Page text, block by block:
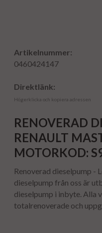
Artikelnummer:
0460424147
Direktlänk:
Högerklicka och kopiera adressen
RENOVERAD
RENAULT
MOTORKOD:
Renoverad dieselpump -
dieselpump från oss är
dieselpump i inbyte. Alla
totalrenoverade och